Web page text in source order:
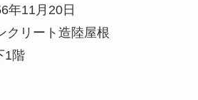
年11月20日
クリート造陸屋根
1階